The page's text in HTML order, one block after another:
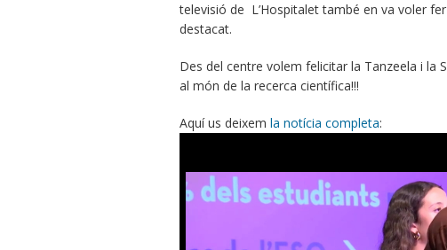
televisió de L’Hospitalet també en va voler
destacat.
Des del centre volem felicitar la Tanzeela i la
al món de la recerca científica!!!
Aquí us deixem la notícia completa: